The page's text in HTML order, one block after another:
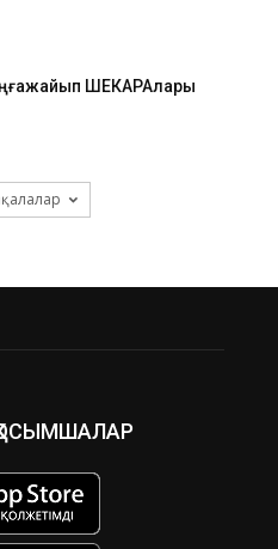
ШЕКАРАлары